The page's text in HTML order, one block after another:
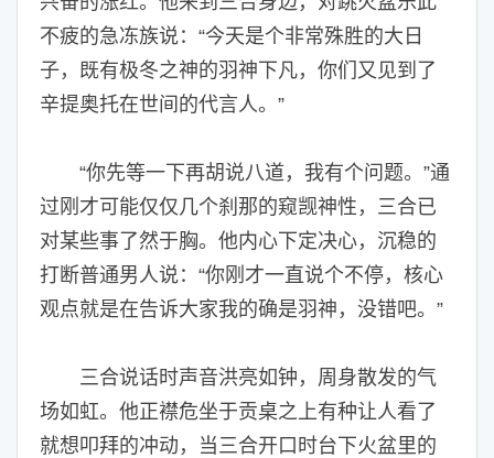
不疲的急冻族说：“今天是个非常殊胜的大日
子，既有极冬之神的羽神下凡，你们又见到了
辛提奥托在世间的代言人。”
“你先等一下再胡说八道，我有个问题。”通
过刚才可能仅仅几个刹那的窥觊神性，三合已
对某些事了然于胸。他内心下定决心，沉稳的
打断普通男人说：“你刚才一直说个不停，核心
观点就是在告诉大家我的确是羽神，没错吧。”
三合说话时声音洪亮如钟，周身散发的气
场如虹。他正襟危坐于贡桌之上有种让人看了
就想叩拜的冲动，当三合开口时台下火盆里的